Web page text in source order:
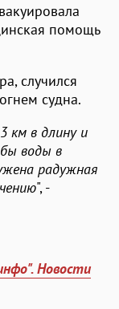
помощь
случился
судна.
км в длину и
воды в
радужная
", -
Новости